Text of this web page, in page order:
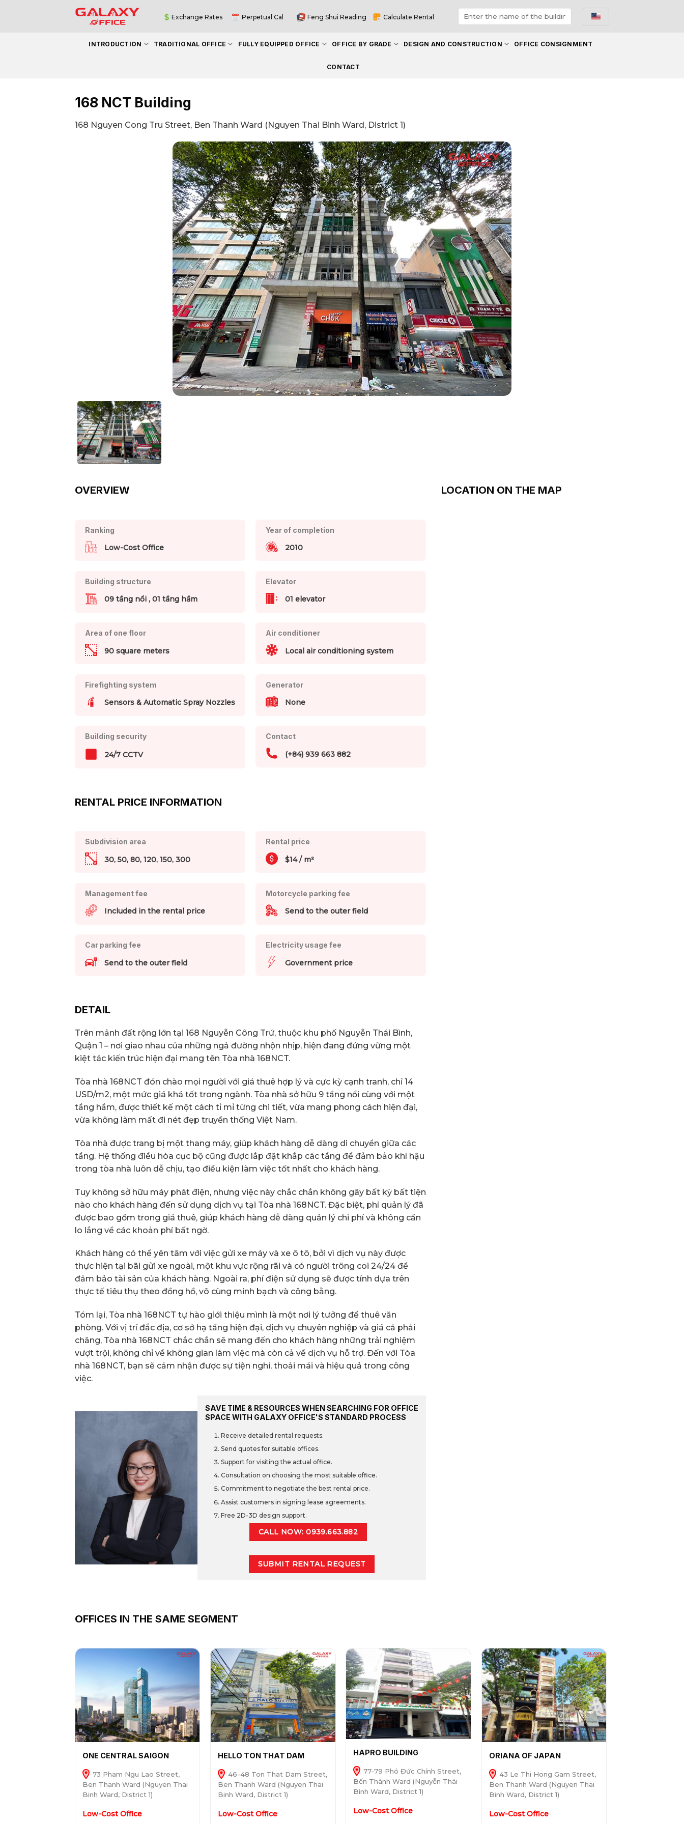
Exchange Rates Perpetual Cal Feng Shui Reading Calculate Rental
INTRODUCTION TRADITIONAL OFFICE FULLY EQUIPPED OFFICE OFFICE BY GRADE DESIGN AND CONSTRUCTION OFFICE CONSIGNMENT
CONTACT
168 NCT Building
168 Nguyen Cong Tru Street, Ben Thanh Ward (Nguyen Thai Binh Ward, District 1)
OVERVIEW
Ranking
Low-Cost Office
Year of completion
2010
Building structure
09 tầng nổi , 01 tầng hầm
Elevator
01 elevator
Area of one floor
90 square meters
Air conditioner
Local air conditioning system
Firefighting system
Sensors & Automatic Spray Nozzles
Generator
None
Building security
24/7 CCTV
Contact
(+84) 939 663 882
RENTAL PRICE INFORMATION
Subdivision area
30, 50, 80, 120, 150, 300
Rental price
$14 / m²
Management fee
Included in the rental price
Motorcycle parking fee
Send to the outer field
Car parking fee
Send to the outer field
Electricity usage fee
Government price
DETAIL
Trên mảnh đất rộng lớn tại 168 Nguyễn Công Trứ, thuộc khu phố Nguyễn Thái Bình,
Quận 1 – nơi giao nhau của những ngả đường nhộn nhịp, hiện đang đứng vững một
kiệt tác kiến trúc hiện đại mang tên Tòa nhà 168NCT.
Tòa nhà 168NCT đón chào mọi người với giá thuê hợp lý và cực kỳ cạnh tranh, chỉ 14
USD/m2, một mức giá khá tốt trong ngành. Tòa nhà sở hữu 9 tầng nổi cùng với một
tầng hầm, được thiết kế một cách tỉ mỉ từng chi tiết, vừa mang phong cách hiện đại,
vừa không làm mất đi nét đẹp truyền thống Việt Nam.
Tòa nhà được trang bị một thang máy, giúp khách hàng dễ dàng di chuyển giữa các
tầng. Hệ thống điều hòa cục bộ cũng được lắp đặt khắp các tầng để đảm bảo khí hậu
trong tòa nhà luôn dễ chịu, tạo điều kiện làm việc tốt nhất cho khách hàng.
Tuy không sở hữu máy phát điện, nhưng việc này chắc chắn không gây bất kỳ bất tiện
nào cho khách hàng đến sử dụng dịch vụ tại Tòa nhà 168NCT. Đặc biệt, phí quản lý đã
được bao gồm trong giá thuê, giúp khách hàng dễ dàng quản lý chi phí và không cần
lo lắng về các khoản phí bất ngờ.
Khách hàng có thể yên tâm với việc gửi xe máy và xe ô tô, bởi vì dịch vụ này được
thực hiện tại bãi gửi xe ngoài, một khu vực rộng rãi và có người trông coi 24/24 để
đảm bảo tài sản của khách hàng. Ngoài ra, phí điện sử dụng sẽ được tính dựa trên
thực tế tiêu thụ theo đồng hồ, vô cùng minh bạch và công bằng.
Tóm lại, Tòa nhà 168NCT tự hào giới thiệu mình là một nơi lý tưởng để thuê văn
phòng. Với vị trí đắc địa, cơ sở hạ tầng hiện đại, dịch vụ chuyên nghiệp và giá cả phải
chăng, Tòa nhà 168NCT chắc chắn sẽ mang đến cho khách hàng những trải nghiệm
vượt trội, không chỉ về không gian làm việc mà còn cả về dịch vụ hỗ trợ. Đến với Tòa
nhà 168NCT, bạn sẽ cảm nhận được sự tiện nghi, thoải mái và hiệu quả trong công
việc.
SAVE TIME & RESOURCES WHEN SEARCHING FOR OFFICE
SPACE WITH GALAXY OFFICE'S STANDARD PROCESS
Receive detailed rental requests.
Send quotes for suitable offices.
Support for visiting the actual office.
Consultation on choosing the most suitable office.
Commitment to negotiate the best rental price.
Assist customers in signing lease agreements.
Free 2D-3D design support.
CALL NOW: 0939.663.882
SUBMIT RENTAL REQUEST
LOCATION ON THE MAP
OFFICES IN THE SAME SEGMENT
ONE CENTRAL SAIGON
73 Pham Ngu Lao Street,
Ben Thanh Ward (Nguyen Thai
Binh Ward, District 1)
Low-Cost Office
HELLO TON THAT DAM
46-48 Ton That Dam Street,
Ben Thanh Ward (Nguyen Thai
Binh Ward, District 1)
Low-Cost Office
HAPRO BUILDING
77-79 Phó Đức Chính Street,
Bến Thành Ward (Nguyễn Thái
Bình Ward, District 1)
Low-Cost Office
ORIANA OF JAPAN
43 Le Thi Hong Gam Street,
Ben Thanh Ward (Nguyen Thai
Binh Ward, District 1)
Low-Cost Office